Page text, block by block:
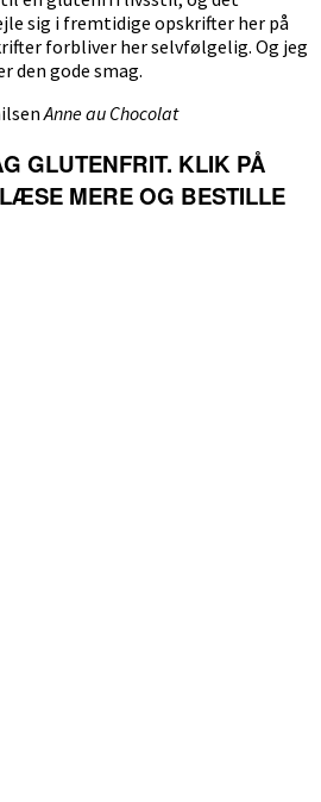
sig i fremtidige opskrifter her på
forbliver her selvfølgelig. Og jeg
den gode smag.
Anne au Chocolat
GLUTENFRIT. KLIK PÅ
MERE OG BESTILLE